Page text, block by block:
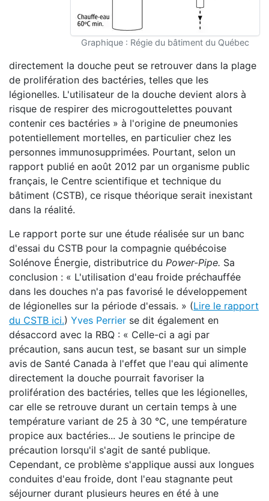
Graphique : Régie du bâtiment du Québec
directement la douche peut se retrouver dans la plage
de prolifération des bactéries, telles que les
légionelles. L'utilisateur de la douche devient alors à
risque de respirer des microgouttelettes pouvant
contenir ces bactéries » à l'origine de pneumonies
potentiellement mortelles, en particulier chez les
personnes immunosupprimées. Pourtant, selon un
rapport publié en août 2012 par un organisme public
français, le Centre scientifique et technique du
bâtiment (CSTB), ce risque théorique serait inexistant
dans la réalité.
Le rapport porte sur une étude réalisée sur un banc
d'essai du CSTB pour la compagnie québécoise
Solénove Énergie, distributrice du Power-Pipe. Sa
conclusion : « L'utilisation d'eau froide préchauffée
dans les douches n'a pas favorisé le développement
de légionelles sur la période d'essais. » (Lire le rapport
du CSTB ici.) Yves Perrier se dit également en
désaccord avec la RBQ : « Celle-ci a agi par
précaution, sans aucun test, se basant sur un simple
avis de Santé Canada à l'effet que l'eau qui alimente
directement la douche pourrait favoriser la
prolifération des bactéries, telles que les légionelles,
car elle se retrouve durant un certain temps à une
température variant de 25 à 30 °C, une température
propice aux bactéries... Je soutiens le principe de
précaution lorsqu'il s'agit de santé publique.
Cependant, ce problème s'applique aussi aux longues
conduites d'eau froide, dont l'eau stagnante peut
séjourner durant plusieurs heures en été à une